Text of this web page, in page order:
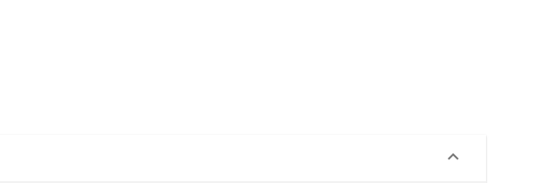
keyboard_arrow_down